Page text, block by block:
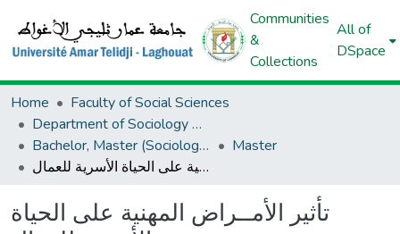
Communities
&
Collections
All of
DSpace
Home
Faculty of Social Sciences
Department of Sociology And Demography
Bachelor, Master (Sociology And Demography)
Master
تأثير الأمــراض المهنية على الحياة الأسرية للعمال
تأثير الأمــراض المهنية على الحياة